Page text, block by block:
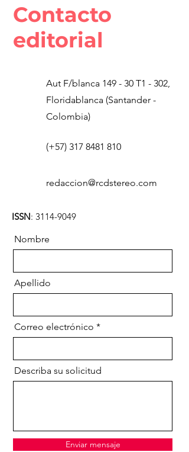
Contacto
editorial
Aut F/blanca 149 - 30 T1 - 302,
Floridablanca (Santander -
Colombia)
(+57) 317 8481 810
redaccion@rcdstereo.com
ISSN: 3114-9049
Nombre
Apellido
Correo electrónico
Describa su solicitud
Enviar mensaje